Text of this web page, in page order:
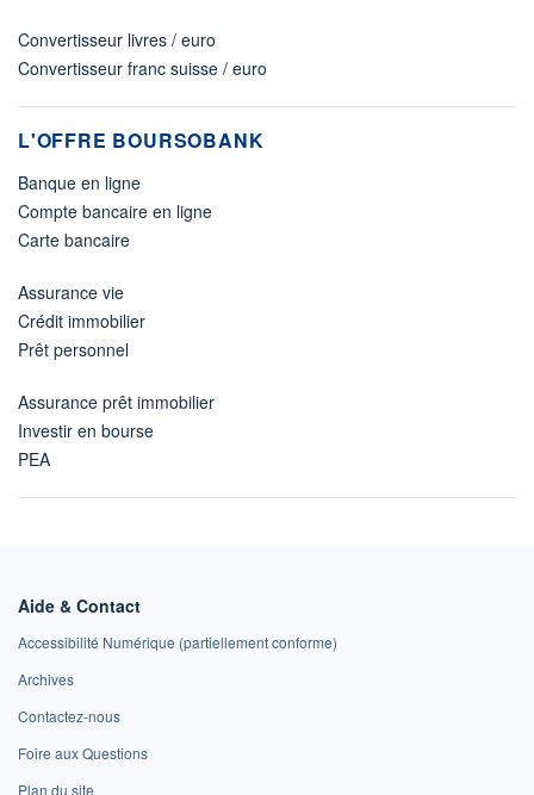
Convertisseur livres / euro
Convertisseur franc suisse / euro
L'OFFRE BOURSOBANK
Banque en ligne
Compte bancaire en ligne
Carte bancaire
Assurance vie
Crédit immobilier
Prêt personnel
Assurance prêt immobilier
Investir en bourse
PEA
Aide & Contact
Accessibilité Numérique (partiellement conforme)
Archives
Contactez-nous
Foire aux Questions
Plan du site